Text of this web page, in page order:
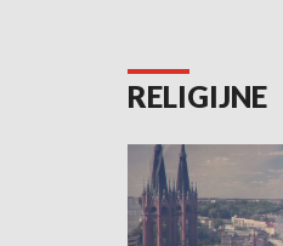
RELIGIJNE